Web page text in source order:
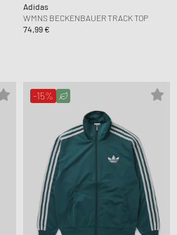
Adidas
WMNS BECKENBAUER TRACK TOP
74,99 €
-15%